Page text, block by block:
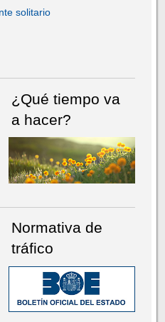
solitario
¿Qué tiempo va
a hacer?
Normativa de
tráfico